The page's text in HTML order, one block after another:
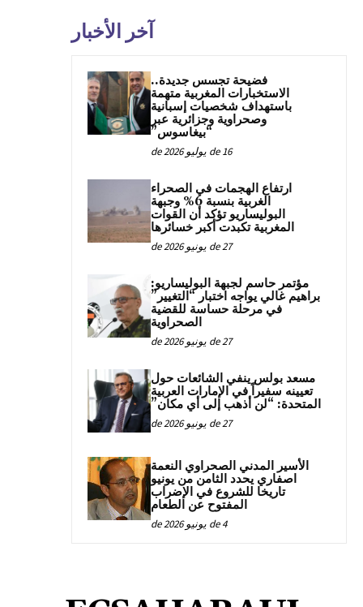
آخر الأخبار
فضيحة تجسس جديدة..
الاستخبارات المغربية متهمة
باستهداف شخصيات إسبانية
وصحراوية وجزائرية عبر
“بيغاسوس”
16 de يوليو de 2026
ارتفاع الهجمات في الصحراء
الغربية بنسبة 6% وجبهة
البوليساريو تؤكد أن القوات
المغربية تكبدت أكبر خسائرها
27 de يونيو de 2026
مؤتمر حاسم لجبهة البوليساريو:
براهيم غالي يواجه اختبار “التغيير”
في مرحلة حساسة للقضية
الصحراوية
27 de يونيو de 2026
مسعد بولس ينفي الشائعات حول
تعيينه سفيراً في الإمارات العربية
المتحدة: “لن أذهب إلى أي مكان”
27 de يونيو de 2026
الأسير المدني الصحراوي النعمة
اصفاري يحدد الثامن من يونيو
تاريخا للشروع في الإضراب
المفتوح عن الطعام
4 de يونيو de 2026